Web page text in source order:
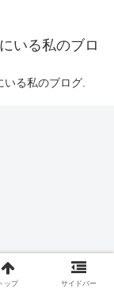
いる私のブロ
る私のブログ.
トップ サイドバー